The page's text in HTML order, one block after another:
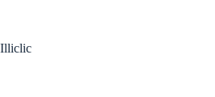
Illiclic